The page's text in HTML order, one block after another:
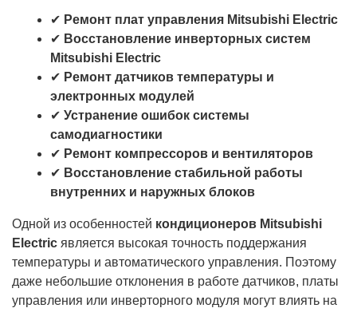
✔ Ремонт плат управления Mitsubishi Electric
✔ Восстановление инверторных систем
Mitsubishi Electric
✔ Ремонт датчиков температуры и
электронных модулей
✔ Устранение ошибок системы
самодиагностики
✔ Ремонт компрессоров и вентиляторов
✔ Восстановление стабильной работы
внутренних и наружных блоков
Одной из особенностей кондиционеров Mitsubishi
Electric является высокая точность поддержания
температуры и автоматического управления. Поэтому
даже небольшие отклонения в работе датчиков, платы
управления или инверторного модуля могут влиять на